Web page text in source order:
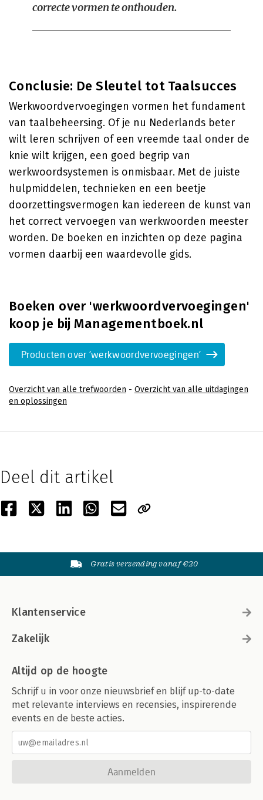
correcte vormen te onthouden.
Conclusie: De Sleutel tot Taalsucces
Werkwoordvervoegingen vormen het fundament
van taalbeheersing. Of je nu Nederlands beter
wilt leren schrijven of een vreemde taal onder de
knie wilt krijgen, een goed begrip van
werkwoordsystemen is onmisbaar. Met de juiste
hulpmiddelen, technieken en een beetje
doorzettingsvermogen kan iedereen de kunst van
het correct vervoegen van werkwoorden meester
worden. De boeken en inzichten op deze pagina
vormen daarbij een waardevolle gids.
Boeken over 'werkwoordvervoegingen'
koop je bij Managementboek.nl
Producten over 'werkwoordvervoegingen'
Overzicht van alle trefwoorden - Overzicht van alle uitdagingen
en oplossingen
Deel dit artikel
Gratis verzending vanaf €20
Klantenservice
Zakelijk
Altijd op de hoogte
Schrijf u in voor onze nieuwsbrief en blijf up-to-date
met relevante interviews en recensies, inspirerende
events en de beste acties.
Aanmelden